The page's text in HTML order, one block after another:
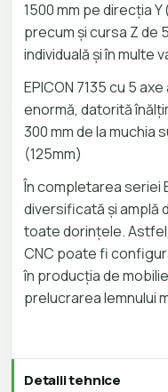
1500 mm pe direcția
precum și cursa Z de
individuală și în multe
EPICON 7135 cu 5
enormă, datorită
300 mm de la muchia
(125mm)
În completarea seriei
diversificată și amplă
toate dorințele.
CNC poate fi
în producția de
prelucrarea lemnului
Detalii tehnice